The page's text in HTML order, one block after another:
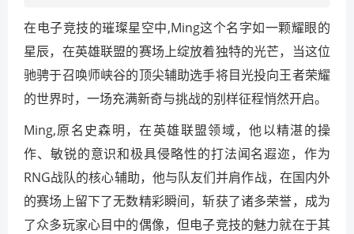
在电子竞技的璀璨星空中,Ming这个名字如一颗耀眼的
星辰，在英雄联盟的赛场上绽放着独特的光芒，当这位
驰骋于召唤师峡谷的顶尖辅助选手将目光投向王者荣耀
的世界时，一场充满新奇与挑战的别样征程悄然开启。
Ming,原名史森明，在英雄联盟领域，他以精湛的操
作、敏锐的意识和极具侵略性的打法闻名遐迩，作为
RNG战队的核心辅助，他与队友们并肩作战，在国内外
的赛场上留下了无数精彩瞬间，斩获了诸多荣誉，成为
了众多玩家心目中的偶像，但电子竞技的魅力就在于其